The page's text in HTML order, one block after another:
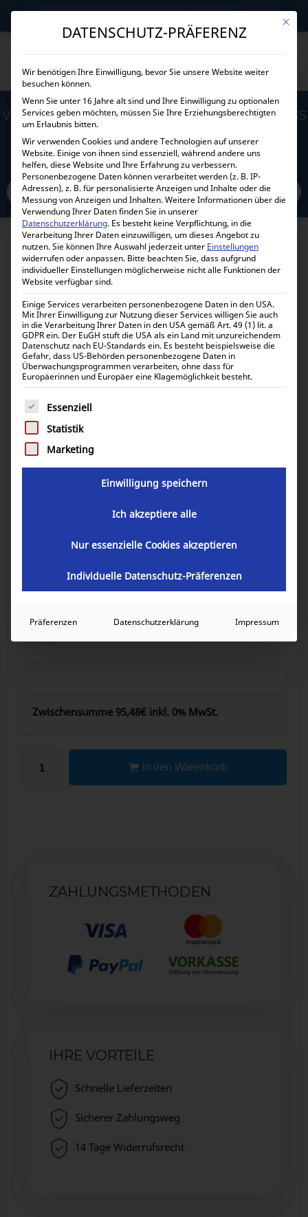
→
VICTRON ENERGY POWER INLET 32A STAINLESS
STEEL WITH COVER SHP303202000
Home Alle Produkte Zubehör Stecker
Victron Energy Power Inlet 32A stainless steel with cover SHP303202000
95,48€
inkl. 19% MwSt.
Victron Energy Power Inlet 32A
stainless steel with cover
SHP303202000
Artikelnummer:SHP303202000
Zwischensumme 95,48€ inkl. 0% MwSt.
In den Warenkorb
ZAHLUNGSMETHODEN
IHRE VORTEILE
Schnelle Lieferzeiten
Sicherer Zahlungsweg
14 Tage Widerrufsrecht
Mit
DATENSCHUTZ-PRÄFERENZ
Wir benötigen Ihre Einwilligung, bevor Sie unsere Website weiter
besuchen können.
Wenn Sie unter 16 Jahre alt sind und Ihre Einwilligung zu optionalen
Services geben möchten, müssen Sie Ihre Erziehungsberechtigten
um Erlaubnis bitten.
Wir verwenden Cookies und andere Technologien auf unserer
Website. Einige von ihnen sind essenziell, während andere uns
helfen, diese Website und Ihre Erfahrung zu verbessern.
Personenbezogene Daten können verarbeitet werden (z. B. IP-
Adressen), z. B. für personalisierte Anzeigen und Inhalte oder die
Messung von Anzeigen und Inhalten.Weitere Informationen über die
Verwendung Ihrer Daten finden Sie in unserer
Datenschutzerklärung. Es besteht keine Verpflichtung, in die
Verarbeitung Ihrer Daten einzuwilligen, um dieses Angebot zu
nutzen.Sie können Ihre Auswahl jederzeit unter Einstellungen
widerrufen oder anpassen. Bitte beachten Sie, dass aufgrund
individueller Einstellungen möglicherweise nicht alle Funktionen der
Website verfügbar sind.
Einige Services verarbeiten personenbezogene Daten in den USA.
Mit Ihrer Einwilligung zur Nutzung dieser Services willigen Sie auch
in die Verarbeitung Ihrer Daten in den USA gemäß Art. 49 (1) lit. a
GDPR ein. Der EuGH stuft die USA als ein Land mit unzureichendem
Datenschutz nach EU-Standards ein. Es besteht beispielsweise die
Gefahr, dass US-Behörden personenbezogene Daten in
Überwachungsprogrammen verarbeiten, ohne dass für
Europäerinnen und Europäer eine Klagemöglichkeit besteht.
Es folgt eine Liste der Service-Gruppen, für die eine
Essenziell
Statistik
Marketing
Einwilligung speichern
Ich akzeptiere alle
Nur essenzielle Cookies akzeptieren
Individuelle Datenschutz-Präferenzen
Präferenzen Datenschutzerklärung Impressum